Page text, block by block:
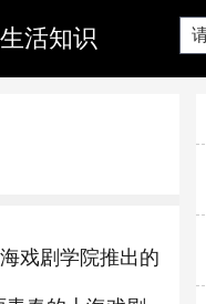
生活知识
戏剧学院推出的